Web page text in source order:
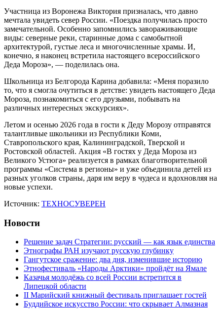
Участница из Воронежа Виктория призналась, что давно
мечтала увидеть север России. «Поездка получилась просто
замечательной. Особенно запомнились завораживающие
виды: северные реки, старинные дома с самобытной
архитектурой, густые леса и многочисленные храмы. И,
конечно, я наконец встретила настоящего всероссийского
Деда Мороза», — поделилась она.
Школьница из Белгорода Карина добавила: «Меня поразило
то, что я смогла очутиться в детстве: увидеть настоящего Деда
Мороза, познакомиться с его друзьями, побывать на
различных интересных экскурсиях».
Летом и осенью 2026 года в гости к Деду Морозу отправятся
талантливые школьники из Республики Коми,
Ставропольского края, Калининградской, Тверской и
Ростовской областей. Акция «В гостях у Деда Мороза из
Великого Устюга» реализуется в рамках благотворительной
программы «Система в регионы» и уже объединила детей из
разных уголков страны, даря им веру в чудеса и вдохновляя на
новые успехи.
Источник: ТЕХНОСУВЕРЕН
Новости
Решение задач Стратегии: русский — как язык единства
Этнографы РАН изучают русскую глубинку
Гангутское сражение: два дня, изменившие историю
Этнофестиваль «Народы Арктики» пройдёт на Ямале
Казачья молодёжь со всей России встретится в
Липецкой области
II Марийский книжный фестиваль приглашает гостей
Буддийское искусство России: что скрывает Алмазная